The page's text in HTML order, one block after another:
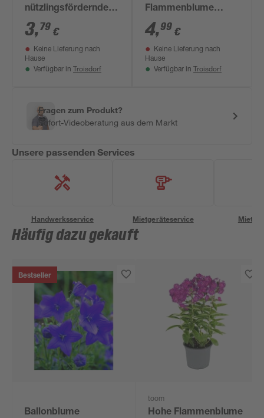
nützlingsfördernde
Sorten 13 cm Topf
3,79 €
Keine Lieferung nach
Hause
Verfügbar in Troisdorf
Flammenblume
verschiedene Farben
13 cm Topf
4,99 €
Keine Lieferung nach
Hause
Verfügbar in Troisdorf
Fragen zum Produkt?
Sofort-Videoberatung aus dem Markt
Unsere passenden Services
Handwerksservice Mietgeräteservice
Häufig dazu gekauft
Bestseller
Ballonblume
toom
Hohe Flammenblume